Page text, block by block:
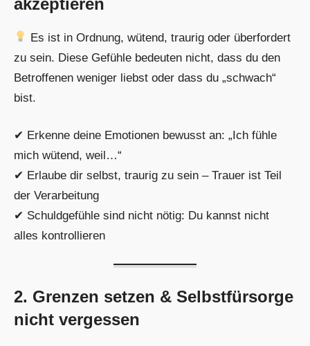
Es ist in Ordnung, wütend, traurig oder überfordert
zu sein. Diese Gefühle bedeuten nicht, dass du den
Betroffenen weniger liebst oder dass du „schwach“
bist.
✔ Erkenne deine Emotionen bewusst an: „Ich fühle
mich wütend, weil…“
✔ Erlaube dir selbst, traurig zu sein – Trauer ist Teil
der Verarbeitung
✔ Schuldgefühle sind nicht nötig: Du kannst nicht
alles kontrollieren
2. Grenzen setzen & Selbstfürsorge
nicht vergessen